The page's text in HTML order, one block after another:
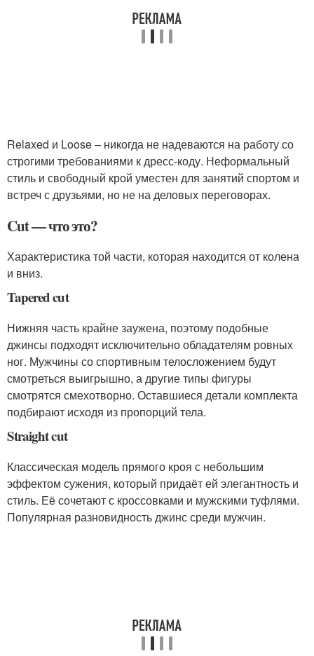
Relaxed и Loose – никогда не надеваются на работу со
строгими требованиями к дресс-коду. Неформальный
стиль и свободный крой уместен для занятий спортом и
встреч с друзьями, но не на деловых переговорах.
Cut — что это?
Характеристика той части, которая находится от колена
и вниз.
Tapered cut
Нижняя часть крайне заужена, поэтому подобные
джинсы подходят исключительно обладателям ровных
ног. Мужчины со спортивным телосложением будут
смотреться выигрышно, а другие типы фигуры
смотрятся смехотворно. Оставшиеся детали комплекта
подбирают исходя из пропорций тела.
Straight cut
Классическая модель прямого кроя с небольшим
эффектом сужения, который придаёт ей элегантность и
стиль. Её сочетают с кроссовками и мужскими туфлями.
Популярная разновидность джинс среди мужчин.